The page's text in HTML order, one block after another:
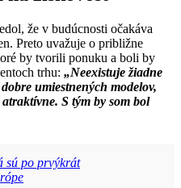
že v budúcnosti očakáva
Preto uvažuje o približne
by tvorili ponuku a boli by
trhu: „Neexistuje žiadne
umiestnených modelov,
S tým by som bol
sú po prvýkrát